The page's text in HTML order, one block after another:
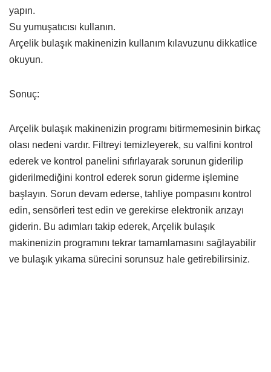
yapın.
Su yumuşatıcısı kullanın.
Arçelik bulaşık makinenizin kullanım kılavuzunu dikkatlice
okuyun.
Sonuç:
Arçelik bulaşık makinenizin programı bitirmemesinin birkaç
olası nedeni vardır. Filtreyi temizleyerek, su valfini kontrol
ederek ve kontrol panelini sıfırlayarak sorunun giderilip
giderilmediğini kontrol ederek sorun giderme işlemine
başlayın. Sorun devam ederse, tahliye pompasını kontrol
edin, sensörleri test edin ve gerekirse elektronik arızayı
giderin. Bu adımları takip ederek, Arçelik bulaşık
makinenizin programını tekrar tamamlamasını sağlayabilir
ve bulaşık yıkama sürecini sorunsuz hale getirebilirsiniz.